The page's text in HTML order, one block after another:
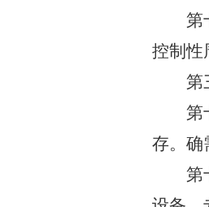
第
控制性
第
第
存。确
第